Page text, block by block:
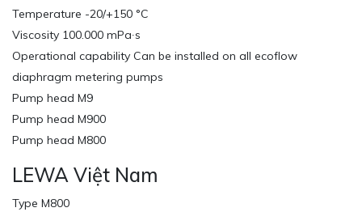
Temperature -20/+150 °C
Viscosity 100.000 mPa∙s
Operational capability Can be installed on all ecoflow
diaphragm metering pumps
Pump head M9
Pump head M900
Pump head M800
LEWA Việt Nam
Type M800